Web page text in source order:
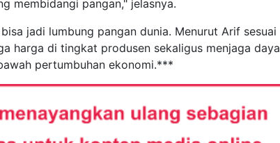
membidangi pangan," jelasnya.
jadi lumbung pangan dunia. Menurut Arif sesuai
harga di tingkat produsen sekaligus menjaga daya
pertumbuhan ekonomi.***